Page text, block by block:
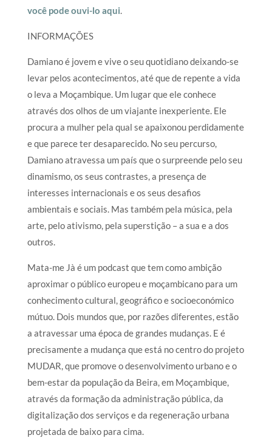
você pode ouvi-lo aqui.
INFORMAÇÕES
Damiano é jovem e vive o seu quotidiano deixando-se
levar pelos acontecimentos, até que de repente a vida
o leva a Moçambique. Um lugar que ele conhece
através dos olhos de um viajante inexperiente. Ele
procura a mulher pela qual se apaixonou perdidamente
e que parece ter desaparecido. No seu percurso,
Damiano atravessa um país que o surpreende pelo seu
dinamismo, os seus contrastes, a presença de
interesses internacionais e os seus desafios
ambientais e sociais. Mas também pela música, pela
arte, pelo ativismo, pela superstição – a sua e a dos
outros.
Mata-me Jà é um podcast que tem como ambição
aproximar o público europeu e moçambicano para um
conhecimento cultural, geográfico e socioeconómico
mútuo. Dois mundos que, por razões diferentes, estão
a atravessar uma época de grandes mudanças. E é
precisamente a mudança que está no centro do projeto
MUDAR, que promove o desenvolvimento urbano e o
bem-estar da população da Beira, em Moçambique,
através da formação da administração pública, da
digitalização dos serviços e da regeneração urbana
projetada de baixo para cima.